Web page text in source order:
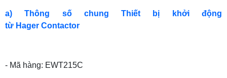
a) Thông số chung Thiết bị khởi động
từ Hager Contactor
- Mã hàng: EWT215C